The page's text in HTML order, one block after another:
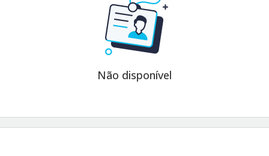
Não disponível